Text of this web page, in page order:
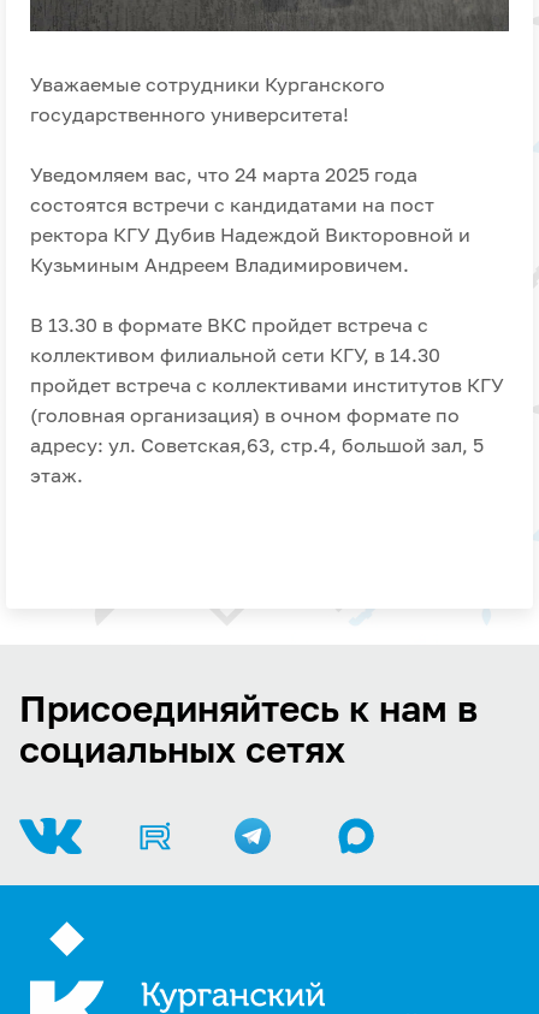
Уважаемые сотрудники Курганского
государственного университета!
Уведомляем вас, что 24 марта 2025 года
состоятся встречи с кандидатами на пост
ректора КГУ Дубив Надеждой Викторовной и
Кузьминым Андреем Владимировичем.
В 13.30 в формате ВКС пройдет встреча с
коллективом филиальной сети КГУ, в 14.30
пройдет встреча с коллективами институтов КГУ
(головная организация) в очном формате по
адресу: ул. Советская,63, стр.4, большой зал, 5
этаж.
Присоединяйтесь к нам в
социальных сетях